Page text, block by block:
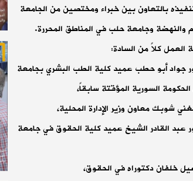
بالتعاون بين خبراء ومختصين من الجامعة
والنهضة وجامعة حلب في المناطق المحررة.
كلاً من السادة:
جواد أبو حطب عميد كلية الطب البشري بجامعة
السورية المؤقتة سابقاً،
شوبك معاون وزير الإدارة المحلية،
عبد القادر الشيخ عميد كلية الحقوق في جامعة
خلفان دكتوراه في الحقوق،